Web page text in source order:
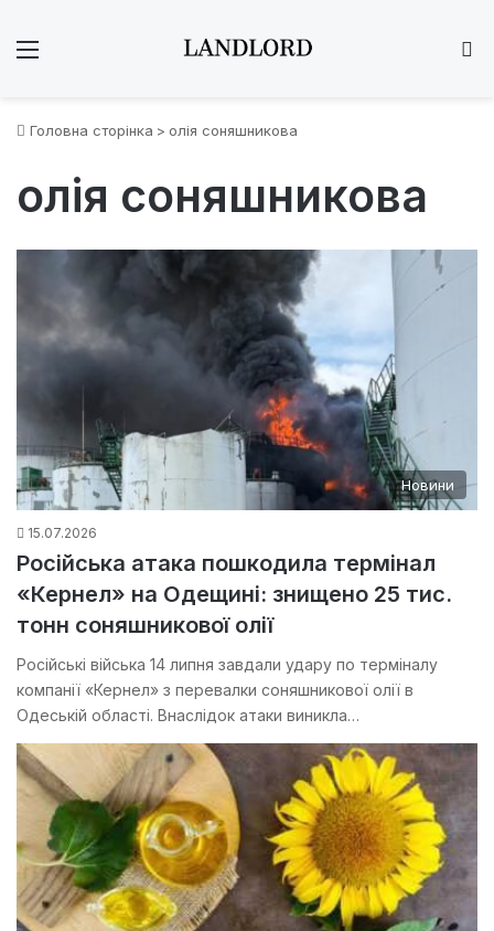
Головна сторінка > олія соняшникова
олія соняшникова
Новини
15.07.2026
Російська атака пошкодила термінал
«Кернел» на Одещині: знищено 25 тис.
тонн соняшникової олії
Російські війська 14 липня завдали удару по терміналу
компанії «Кернел» з перевалки соняшникової олії в
Одеській області. Внаслідок атаки виникла…